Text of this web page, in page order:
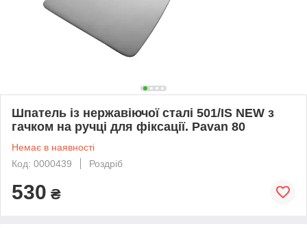
Шпатель із нержавіючої сталі 501/IS NEW з
гачком на ручці для фіксації. Pavan 80
Немає в наявності
Код: 0000439
Роздріб
530 ₴